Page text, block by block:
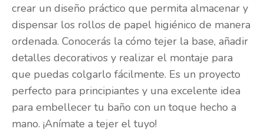
crear un diseño práctico que permita almacenar y
dispensar los rollos de papel higiénico de manera
ordenada. Conocerás la cómo tejer la base, añadir
detalles decorativos y realizar el montaje para
que puedas colgarlo fácilmente. Es un proyecto
perfecto para principiantes y una excelente idea
para embellecer tu baño con un toque hecho a
mano. ¡Anímate a tejer el tuyo!